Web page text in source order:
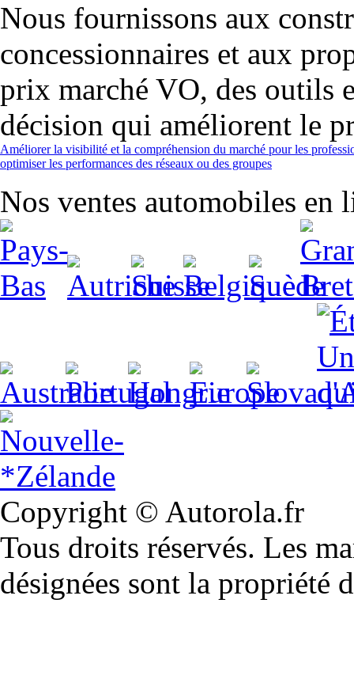
Nous fournissons aux
concessionnaires et aux
prix marché VO, des outils
décision qui améliorent le
Améliorer la visibilité et la compréhension du marché pour les
optimiser les performances des réseaux ou des groupes
Nos ventes automobiles
Copyright © Autorola.fr
Tous droits réservés. Les
désignées sont la propriété